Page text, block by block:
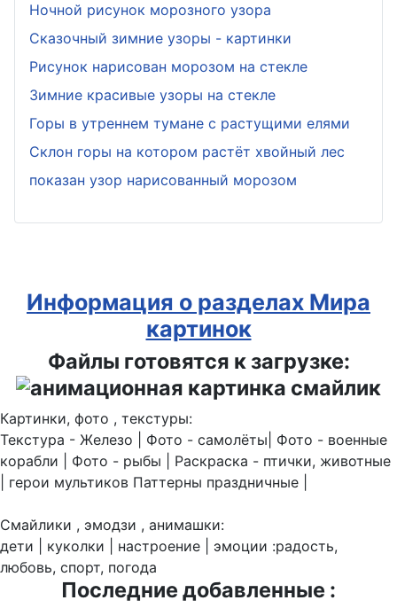
Ночной рисунок морозного узора
Сказочный зимние узоры - картинки
Рисунок нарисован морозом на стекле
Зимние красивые узоры на стекле
Горы в утреннем тумане с растущими елями
Склон горы на котором растёт хвойный лес
показан узор нарисованный морозом
Информация о разделах Мира
картинок
Файлы готовятся к загрузке:
Картинки, фото , текстуры:
Текстура - Железо | Фото - самолёты| Фото - военные
корабли | Фото - рыбы | Раскраска - птички, животные
| герои мультиков Паттерны праздничные |
Смайлики , эмодзи , анимашки:
дети | куколки | настроение | эмоции :радость,
любовь, спорт, погода
Последние добавленные :